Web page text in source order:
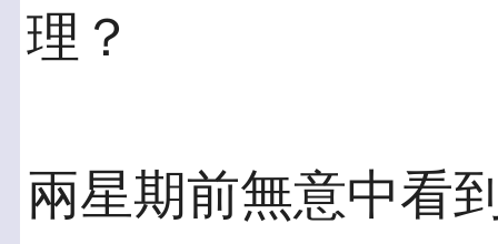
理？
兩星期前無意中看